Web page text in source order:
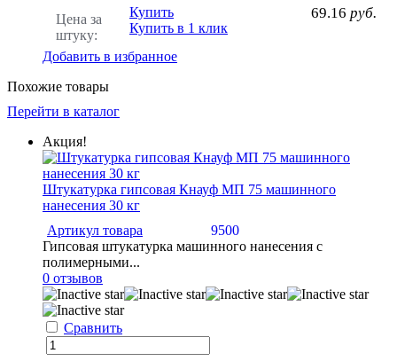
Цена за
штуку:
69.16 руб.
Купить
Купить в 1 клик
Добавить в избранное
Похожие товары
Перейти в каталог
Акция!
Штукатурка гипсовая Кнауф МП 75 машинного
нанесения 30 кг
Артикул товара
9500
Гипсовая штукатурка машинного нанесения с
полимерными...
0 отзывов
Сравнить